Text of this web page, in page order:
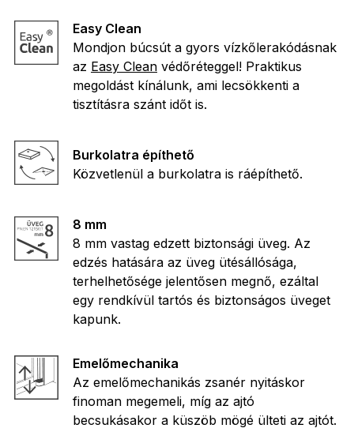
Easy Clean
Mondjon búcsút a gyors vízkőlerakódásnak
az Easy Clean védőréteggel! Praktikus
megoldást kínálunk, ami lecsökkenti a
tisztításra szánt időt is.
Burkolatra építhető
Közvetlenül a burkolatra is ráépíthető.
8 mm
8 mm vastag edzett biztonsági üveg. Az
edzés hatására az üveg ütésállósága,
terhelhetősége jelentősen megnő, ezáltal
egy rendkívül tartós és biztonságos üveget
kapunk.
Emelőmechanika
Az emelőmechanikás zsanér nyitáskor
finoman megemeli, míg az ajtó
becsukásakor a küszöb mögé ülteti az ajtót.